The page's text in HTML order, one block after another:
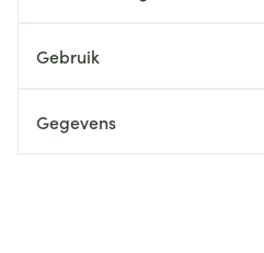
Gebruik
Gegevens